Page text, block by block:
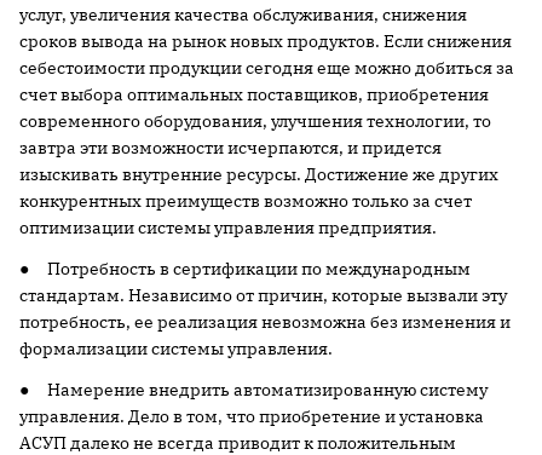
услуг, увеличения качества обслуживания, снижения
сроков вывода на рынок новых продуктов. Если снижения
себестоимости продукции сегодня еще можно добиться за
счет выбора оптимальных поставщиков, приобретения
современного оборудования, улучшения технологии, то
завтра эти возможности исчерпаются, и придется
изыскивать внутренние ресурсы. Достижение же других
конкурентных преимуществ возможно только за счет
оптимизации системы управления предприятия.
● Потребность в сертификации по международным
стандартам. Независимо от причин, которые вызвали эту
потребность, ее реализация невозможна без изменения и
формализации системы управления.
● Намерение внедрить автоматизированную систему
управления. Дело в том, что приобретение и установка
АСУП далеко не всегда приводит к положительным